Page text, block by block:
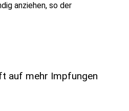
anziehen, so der
auf mehr Impfungen